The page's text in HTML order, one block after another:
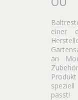
einer
an
passt!